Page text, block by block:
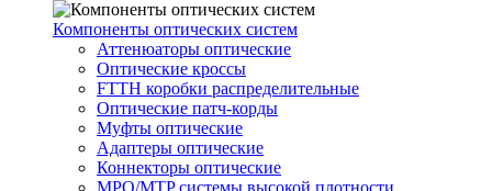
Компоненты оптических систем
Аттенюаторы оптические
Оптические кроссы
FTTH коробки распределительные
Оптические патч-корды
Муфты оптические
Адаптеры оптические
Коннекторы оптические
MPO/MTP системы высокой плотности